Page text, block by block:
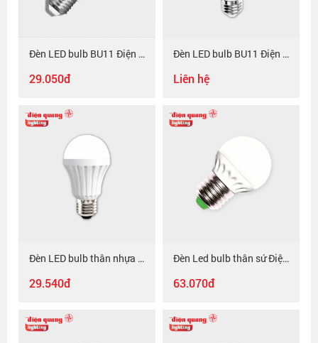
Đèn LED bulb BU11 Điện Quang ĐQ LEDBU11A50 03R ( 3W, RED )
29.050đ
Đèn LED bulb BU11 Điện Quang ĐQ LEDBU11A55V 5W, chụp cầu mờ, nguồn tích hợp
Liên hệ
Đèn LED bulb thân nhựa Điện Quang ĐQ LEDBUA55 5W chụp cầu mờ
29.540đ
Đèn Led bulb thân sứ Điện Quang ĐQ LEDBU08 04765 ( 4W daylight )
63.070đ